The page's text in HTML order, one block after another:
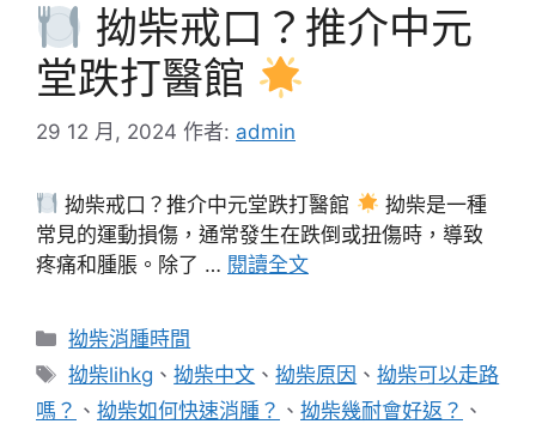
拗柴戒口？推介中元
堂跌打醫館
29 12 月, 2024 作者: admin
拗柴戒口？推介中元堂跌打醫館
拗柴是一種
常見的運動損傷，通常發生在跌倒或扭傷時，導致
疼痛和腫脹。除了 … 閱讀全文
分
類
拗柴消腫時間
標
籤
拗柴lihkg 、拗柴中文 、拗柴原因 、拗柴可以走路
嗎？ 、 拗柴如何快速消腫？ 、 拗柴幾耐會好返？ 、